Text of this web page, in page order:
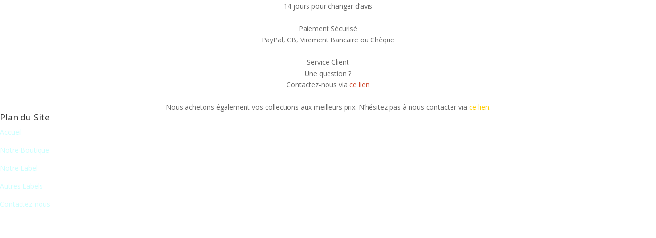
14 jours pour changer d’avis
Paiement Sécurisé
PayPal, CB, Virement Bancaire ou Chèque
Service Client
Une question ?
Contactez-nous via ce lien
Nous achetons également vos collections aux meilleurs prix. N’hésitez pas à nous contacter via ce lien.
Plan du Site
Accueil
Notre Boutique
Notre Label
Autres Labels
Contactez-nous